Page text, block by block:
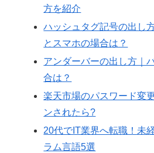
方を紹介
ハッシュタグ記号の出し
とスマホの場合は？
アンダーバーの出し方｜
合は？
楽天市場のパスワード変
ンされたら?
20代でIT業界へ転職！未
ラム言語5選